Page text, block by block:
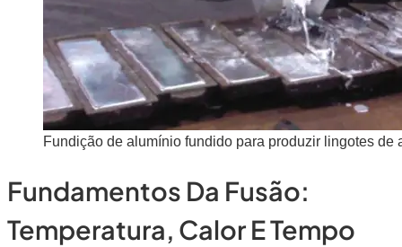
Fundição de alumínio fundido para produzir lingotes de
Fundamentos Da Fusão:
Temperatura, Calor E Tempo